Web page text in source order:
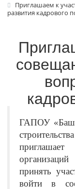
Приглашаем к
развития кадрового
ГАПОУ
приглашает
принять
войти в